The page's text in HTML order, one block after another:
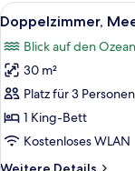
Alle
Fotos
für
Doppelzimmer,
Meerblick
anzeigen
4
Doppelzimmer,
Blick auf den Ozean
30 m²
Platz für 3 Personen
1 King-Bett
Kostenloses WLAN
Weitere